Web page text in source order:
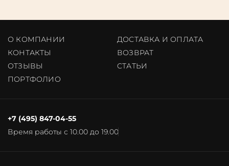
О КОМПАНИИ
ДОСТАВКА И ОПЛАТА
КОНТАКТЫ
ВОЗВРАТ
ОТЗЫВЫ
CТАТЬИ
ПОРТФОЛИО
Время работы с 10.00 до 19.00
+7 (495) 847-04-55